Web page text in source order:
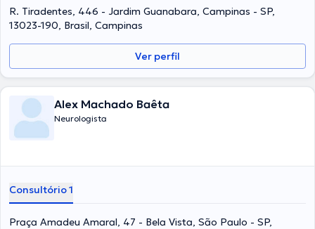
disciplina de especialização e já escreveu diferentes artigos. Cabe
mencionar que, o especialista pode falar Português Inglês.
R. Tiradentes, 446 - Jardim Guanabara, Campinas - SP,
13023-190, Brasil, Campinas
Ver perfil
Alex Machado Baêta
Neurologista
Consultório 1
Praça Amadeu Amaral, 47 - Bela Vista, São Paulo - SP,